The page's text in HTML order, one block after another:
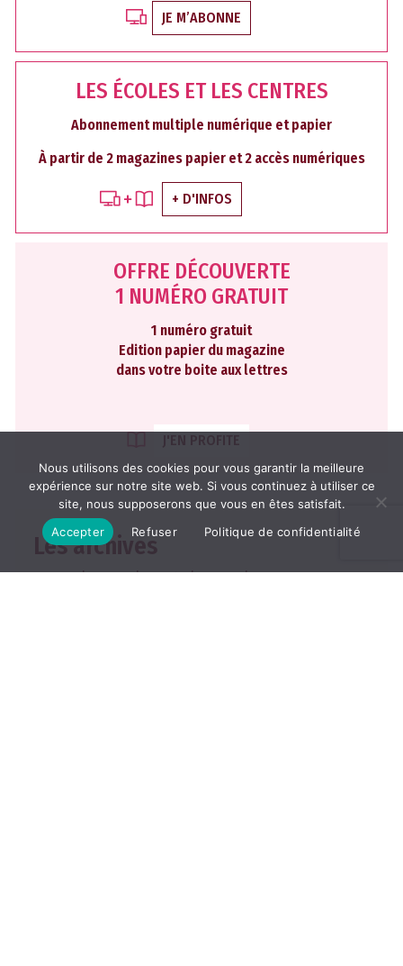
JE M’ABONNE
LES ÉCOLES ET LES CENTRES
Abonnement multiple numérique et papier
À partir de 2 magazines papier et 2 accès numériques
+ D'INFOS
OFFRE DÉCOUVERTE
1 NUMÉRO GRATUIT
1 numéro gratuit
Edition papier du magazine
dans votre boite aux lettres
J'EN PROFITE
Les archives
2026 2025 2024 2023 2022
Nous utilisons des cookies pour vous garantir la meilleure
expérience sur notre site web. Si vous continuez à utiliser ce
site, nous supposerons que vous en êtes satisfait.
Accepter
Refuser Politique de confidentialité